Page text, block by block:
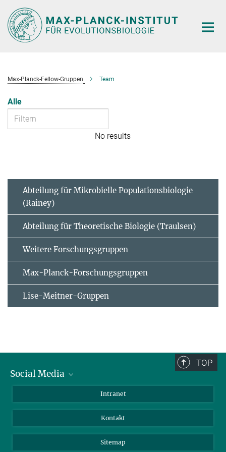
Hauptinhalt
Max-Planck-Fellow-Gruppen Team
Alle
No results
Abteilung für Mikrobielle Populationsbiologie
(Rainey)
Abteilung für Theoretische Biologie (Traulsen)
Weitere Forschungsgruppen
Max-Planck-Forschungsgruppen
Lise-Meitner-Gruppen
TOP
Social Media
LinkedIn
Intranet
Kontakt
Sitemap